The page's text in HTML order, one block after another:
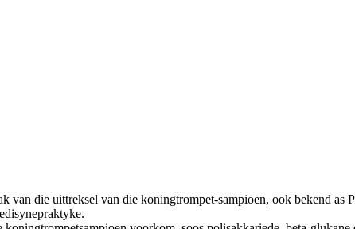
van die uittreksel van die koningtrompet-sampioen, ook bekend as